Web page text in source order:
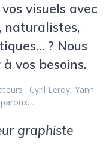
visuels avec
naturalistes,
? Nous
vos besoins.
: Cyril Leroy, Yann
graphiste